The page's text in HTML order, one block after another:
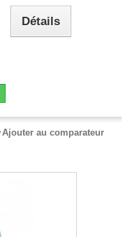
Détails
Ajouter au comparateur